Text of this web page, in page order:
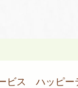
ビス ハッピー